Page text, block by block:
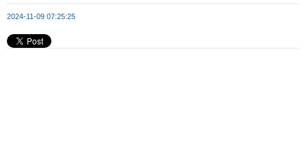
2024-11-09 07:25:25